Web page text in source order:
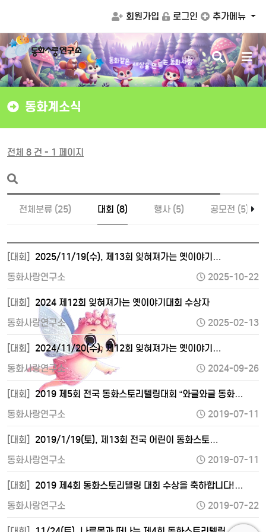
회원가입 로그인 추가메뉴
동화같은 세상을 만드는 동화사랑
검
색
버
튼
메
뉴
버
튼
동화계소식
전체 8 건 - 1 페이지
전체분류 (25) 대회 (8) 행사 (5) 공모전 (5)
[대회]
2025/11/19(수), 제13회 잊혀져가는 옛이야기…
동화사랑연구소
2025-10-22
[대회]
2024 제12회 잊혀져가는 옛이야기대회 수상자
동화사랑연구소
2025-02-13
[대회]
2024/11/20(수), 제12회 잊혀져가는 옛이야기…
동화사랑연구소
2024-09-26
[대회]
2019 제5회 전국 동화스토리텔링대회 “와글와글 동화…
동화사랑연구소
2019-07-11
[대회]
2019/1/19(토), 제13회 전국 어린이 동화스토…
동화사랑연구소
2019-07-11
[대회]
2019 제4회 동화스토리텔링 대회 수상을 축하합니다!…
동화사랑연구소
2019-07-22